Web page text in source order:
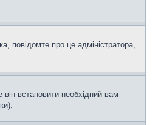
повідомте про це адміністратора,
встановити необхідний вам